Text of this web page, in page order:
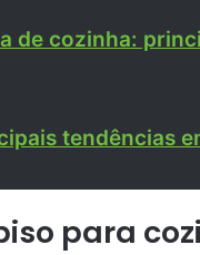
de cozinha:
tendências
para